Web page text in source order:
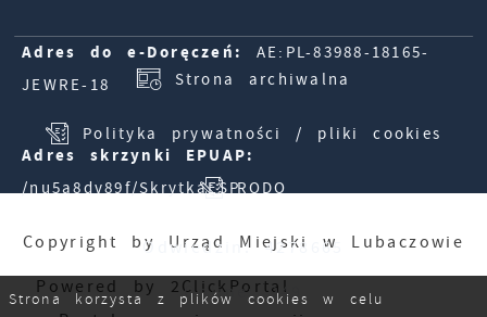
Adres do e-Doręczeń:
AE:PL-83988-18165-
JEWRE-18
Adres skrzynki EPUAP:
/nu5a8dv89f/SkrytkaESP
Strona archiwalna
Polityka prywatności / pliki cookies
RODO
Odwiedzin: 4278665
Online: 949
Copyright by Urząd Miejski w Lubaczowie
Powered by 2ClickPortal
Strona korzysta z plików cookies w celu